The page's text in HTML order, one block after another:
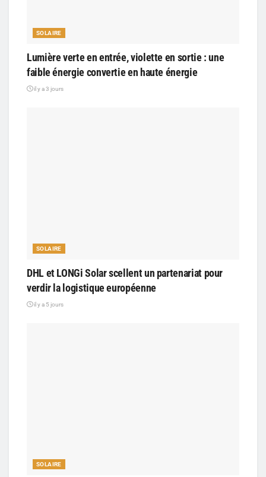
SOLAIRE
Lumière verte en entrée, violette en sortie : une
faible énergie convertie en haute énergie
il y a 3 jours
SOLAIRE
DHL et LONGi Solar scellent un partenariat pour
verdir la logistique européenne
il y a 5 jours
SOLAIRE